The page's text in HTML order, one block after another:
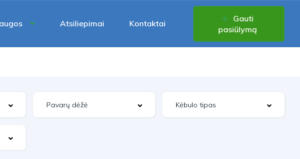
Atsiliepimai Kontaktai
Gauti
pasiūlymą